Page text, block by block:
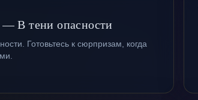
В тени опасности
Готовьтесь к сюрпризам, когда